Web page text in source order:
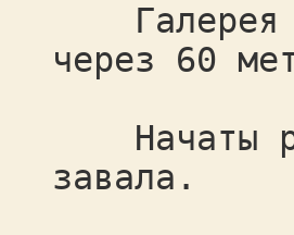
Галерея
через 60
Начаты
завала.